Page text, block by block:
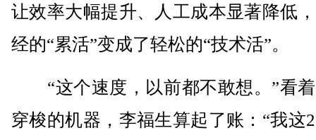
让效率大幅提升、人工成本显著降低
经的“累活”变成了轻松的“技术活”。
“这个速度，以前都不敢想。”看
穿梭的机器，李福生算起了账：“我这